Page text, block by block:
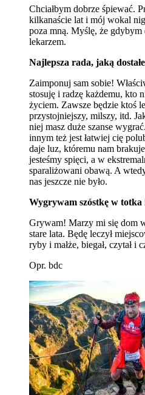
Chciałbym dobrze śpiewać.
kilkanaście lat i mój wokal
poza mną. Myślę, że gdybym
lekarzem.
Najlepsza rada, jaką
Zaimponuj sam sobie!
stosuję i radzę każdemu, kto
życiem. Zawsze będzie ktoś
przystojniejszy, milszy, itd.
niej masz duże szanse
innym też jest łatwiej cię
daje luz, któremu nam
jesteśmy spięci, a w
sparaliżowani obawą. A
nas jeszcze nie było.
Wygrywam szóstkę w
Grywam! Marzy mi się dom
stare lata. Będę leczył
ryby i małże, biegał, czytał i
Opr. bdc